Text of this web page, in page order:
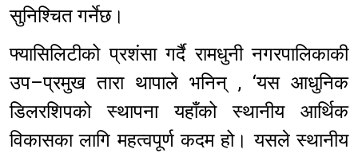
सुनिश्चित गर्नेछ।
फ्यासिलिटीको प्रशंसा गर्दै रामधुनी नगरपालिकाकी
उप–प्रमुख तारा थापाले भनिन् , ‘यस आधुनिक
डिलरशिपको स्थापना यहाँको स्थानीय आर्थिक
विकासका लागि महत्वपूर्ण कदम हो। यसले स्थानीय